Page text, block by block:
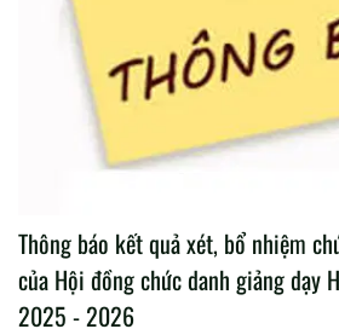
Thông báo kết quả xét, bổ nhiệm
của Hội đồng chức danh giảng dạy
2025 - 2026